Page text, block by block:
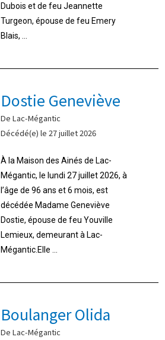
Dubois et de feu Jeannette
Turgeon, épouse de feu Emery
Blais, ...
Dostie Geneviève
De Lac-Mégantic
Décédé(e) le 27 juillet 2026
À la Maison des Ainés de Lac-
Mégantic, le lundi 27 juillet 2026, à
l’âge de 96 ans et 6 mois, est
décédée Madame Geneviève
Dostie, épouse de feu Youville
Lemieux, demeurant à Lac-
Mégantic.Elle ...
Boulanger Olida
De Lac-Mégantic